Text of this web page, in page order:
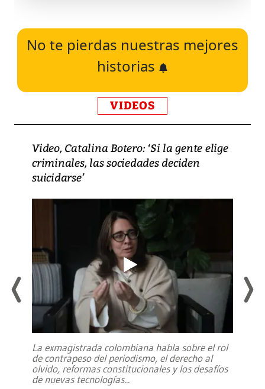
No te pierdas nuestras mejores
historias
VIDEOS
Video, Catalina Botero: ‘Si la gente elige
criminales, las sociedades deciden
suicidarse’
La exmagistrada colombiana habla sobre el rol
de contrapeso del periodismo, el derecho al
olvido, reformas constitucionales y los desafíos
de nuevas tecnologías...